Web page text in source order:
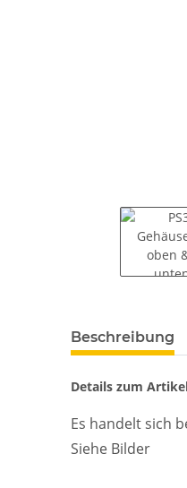
weitere
Beschreibung
Details zum
Es handelt sich
Siehe Bilder